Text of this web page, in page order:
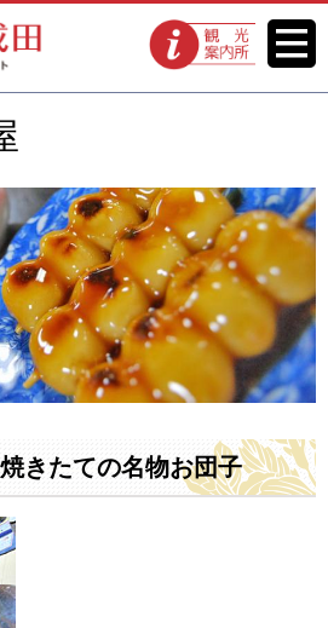
式
観光案内所
メニ
ュー
きたての名物お団子